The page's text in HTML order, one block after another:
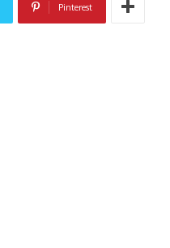
Pinterest